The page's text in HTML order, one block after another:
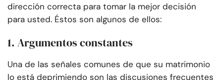
dirección correcta para tomar la mejor decisión
para usted. Éstos son algunos de ellos:
1. Argumentos constantes
Una de las señales comunes de que su matrimonio
lo está deprimiendo son las discusiones frecuentes